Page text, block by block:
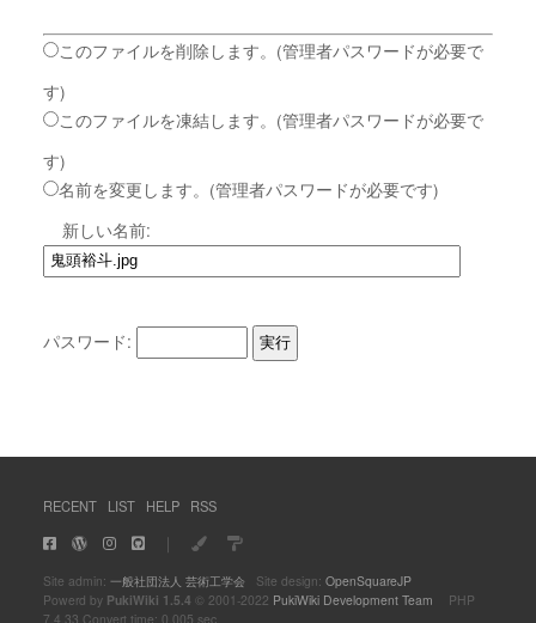
このファイルを削除します。(管理者パスワードが必要で
す)
このファイルを凍結します。(管理者パスワードが必要で
す)
名前を変更します。(管理者パスワードが必要です)
新しい名前:
パスワード:
RECENT LIST HELP RSS
｜
Site admin: 一般社団法人 芸術工学会Site design: OpenSquareJP
Powerd by PukiWiki 1.5.4 © 2001-2022 PukiWiki Development Team PHP
7.4.33 Convert time: 0.005 sec.